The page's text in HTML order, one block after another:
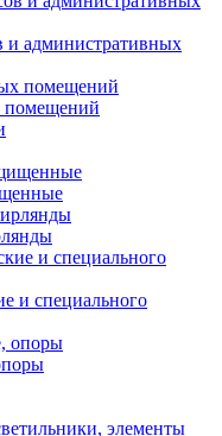
и административных
помещений
и специального